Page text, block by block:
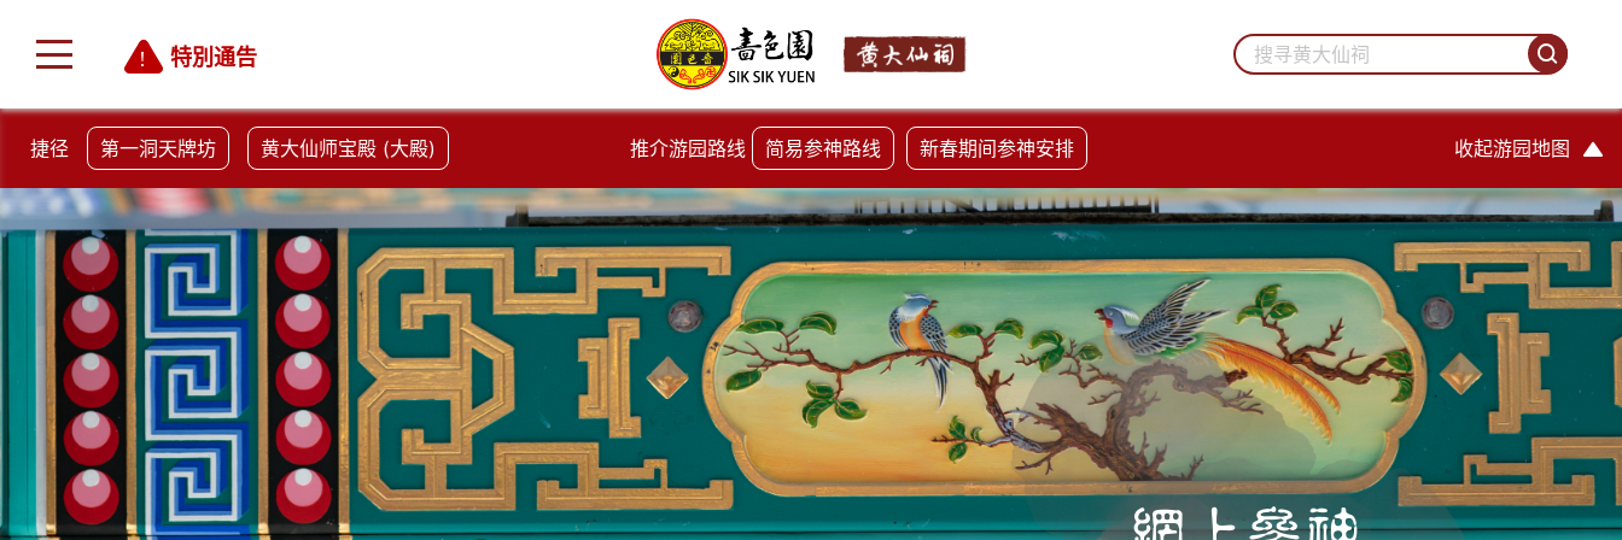
特別通告
捷径 第一洞天牌坊 黄大仙师宝殿 (大殿) 推介游园路线 简易参神路线 新春期间参神安排 收起游园地图